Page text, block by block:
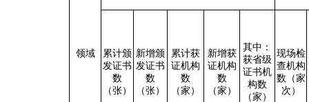
领域
累计颁
发证书
数
（张）
新增颁
发证书
数
（张）
累计获
证机构
数
（家）
新增获
证机构
数
（家）
其中：
获省级
证书机
构数
（家）
现场检
查机构
数（家
次）